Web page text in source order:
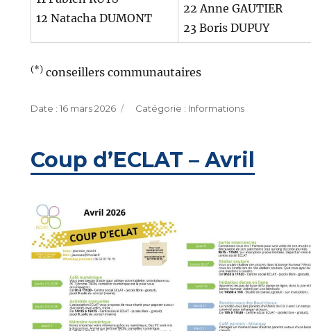
12 Natacha DUMONT
22 Anne GAUTIER
23 Boris DUPUY
(*)conseillers communautaires
Publié
16 mars 2026 Catégories
Informations
Coup d’ECLAT – Avril